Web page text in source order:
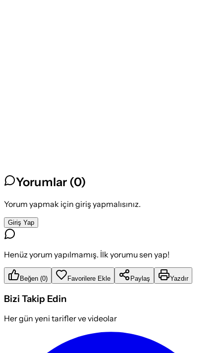
Yorumlar (0)
Yorum yapmak için giriş yapmalısınız.
Giriş Yap
Henüz yorum yapılmamış. İlk yorumu sen yap!
Beğen (0) Favorilere Ekle Paylaş Yazdır
Bizi Takip Edin
Her gün yeni tarifler ve videolar